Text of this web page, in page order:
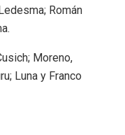
Román
Moreno,
Luna y Franco